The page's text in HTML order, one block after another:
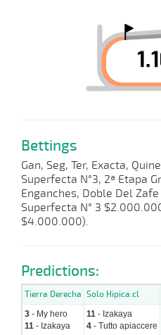
Bettings
Gan, Seg, Ter, Exacta,
Superfecta N°3, 2ª Etapa
Enganches, Doble Del
Superfecta N° 3
$4.000.000).
Predictions:
Tierra Derecha Solo Hipica.cl
3 - My hero
11 - Izakaya
11 - Izakaya
4 - Tutto apiaccere